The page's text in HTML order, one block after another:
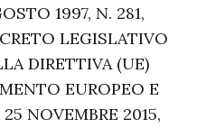
1997, N. 281,
LEGISLATIVO
DIRETTIVA (UE)
EUROPEO E
NOVEMBRE 2015,